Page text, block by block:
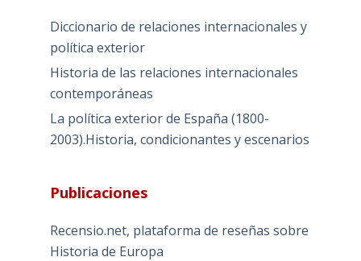
Diccionario de relaciones internacionales y
política exterior
Historia de las relaciones internacionales
contemporáneas
La política exterior de España (1800-
2003).Historia, condicionantes y escenarios
Publicaciones
Recensio.net, plataforma de reseñas sobre
Historia de Europa